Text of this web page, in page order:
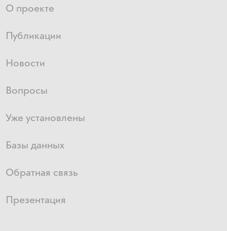
О проекте
Публикации
Новости
Вопросы
Уже установлены
Базы данных
Обратная связь
Презентация